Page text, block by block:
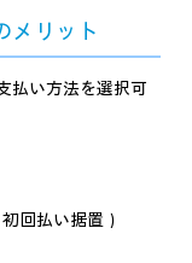
メリット
払い方法を選択可
回払い据置）